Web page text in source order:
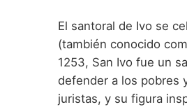
El santoral de Ivo se
(también conocido
1253, San Ivo fue un
defender a los pobres
juristas, y su figura